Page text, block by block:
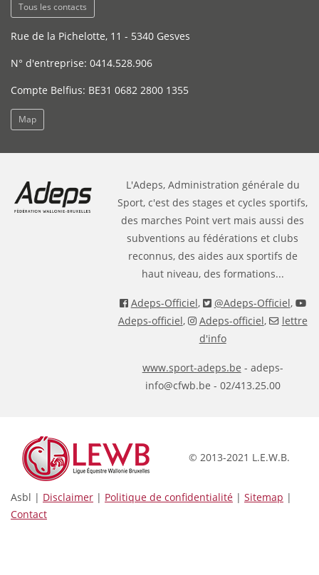
Tous les contacts
Rue de la Pichelotte, 11 - 5340 Gesves
N° d'entreprise: 0414.528.906
Compte Belfius: BE31 0682 2800 1355
Map
L'Adeps, Administration générale du
Sport, c'est des stages et cycles sportifs,
des marches Point vert mais aussi des
subventions au fédérations et clubs
reconnus, des aides aux sportifs de
haut niveau, des formations...
Adeps-Officiel, @Adeps-Officiel,
Adeps-officiel, Adeps-officiel,
lettre
d'info
www.sport-adeps.be - adeps-
info@cfwb.be - 02/413.25.00
© 2013-2021 L.E.W.B.
Asbl | Disclaimer | Politique de confidentialité | Sitemap |
Contact